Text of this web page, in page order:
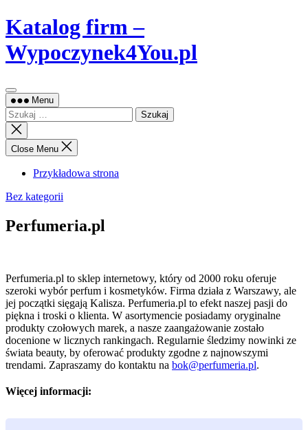
Skip
to
content
Katalog firm –
Wypoczynek4You.pl
Menu
Szukaj:
Close
search
Close Menu
Przykładowa strona
Bez kategorii
Perfumeria.pl
Perfumeria.pl to sklep internetowy, który od 2000 roku oferuje
szeroki wybór perfum i kosmetyków. Firma działa z Warszawy, ale
jej początki sięgają Kalisza. Perfumeria.pl to efekt naszej pasji do
piękna i troski o klienta. W asortymencie posiadamy oryginalne
produkty czołowych marek, a nasze zaangażowanie zostało
docenione w licznych rankingach. Regularnie śledzimy nowinki ze
świata beauty, by oferować produkty zgodne z najnowszymi
trendami. Zapraszamy do kontaktu na bok@perfumeria.pl.
Więcej informacji: